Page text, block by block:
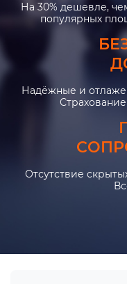
На 30% дешевле,
популярных
Надёжные и
Страхование
Отсутствие